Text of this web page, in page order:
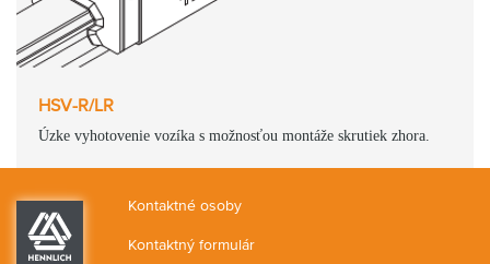
HSV-R/LR
Úzke vyhotovenie vozíka s možnosťou montáže skrutiek zhora.
Kontaktné osoby
Kontaktný formulár